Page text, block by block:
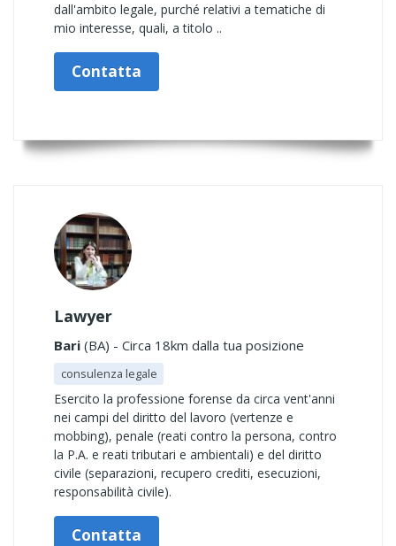
dall'ambito legale, purché relativi a tematiche di
mio interesse, quali, a titolo ..
Contatta
Lawyer
Bari (BA) - Circa 18km dalla tua posizione
consulenza legale
Esercito la professione forense da circa vent'anni
nei campi del diritto del lavoro (vertenze e
mobbing), penale (reati contro la persona, contro
la P.A. e reati tributari e ambientali) e del diritto
civile (separazioni, recupero crediti, esecuzioni,
responsabilità civile).
Contatta